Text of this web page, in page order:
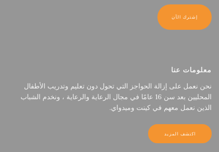
معلومات عنا
نحن نعمل على إزالة الحواجز التي تحول دون تعليم وتدريب الأطفال
المحليين بعد سن 16 عامًا في مجال الرعاية والرعاية ، ونخدم الشباب
الذين نعمل معهم في كينت وميدواي.
اكتشف المزيد